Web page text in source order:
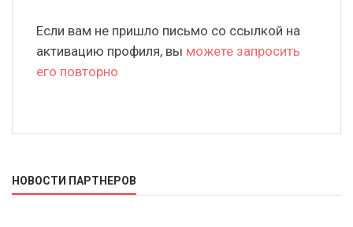
Если вам не пришло письмо со ссылкой на
активацию профиля, вы можете запросить
его повторно
НОВОСТИ ПАРТНЕРОВ